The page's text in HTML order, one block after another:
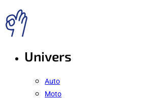
Univers
Auto
Moto